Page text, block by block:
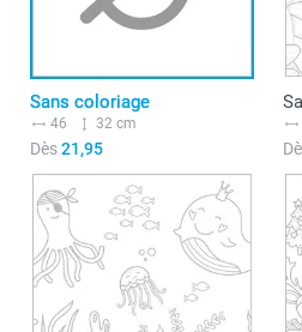
Sans coloriage
46 32 cm
Dès21,95